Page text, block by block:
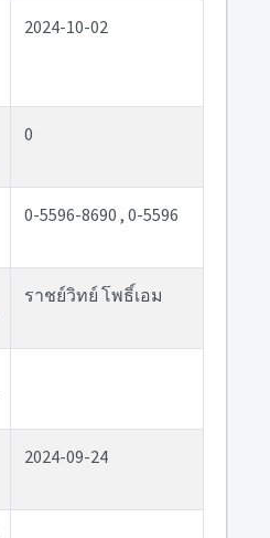
2024-10-02
0
0-5596-8690 , 0-5596
ราชย์วิทย์ โพธิ์เอม
2024-09-24